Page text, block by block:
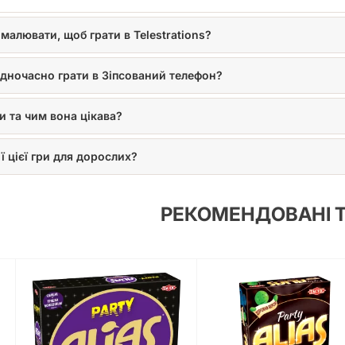
малювати, щоб грати в Telestrations?
грати в Зіпсований телефон?
та чим вона цікава?
цієї гри для дорослих?
РЕКОМЕНДОВАНІ